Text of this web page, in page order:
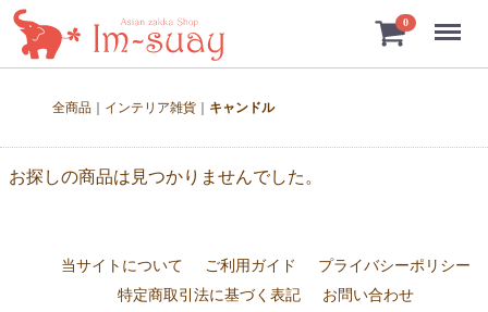
0 Menu
全商品 インテリア雑貨 キャンドル
お探しの商品は見つかりませんでした。
当サイトについて ご利用ガイド
プライバシーポリシー
特定商取引法に基づく表記
お問い合わせ